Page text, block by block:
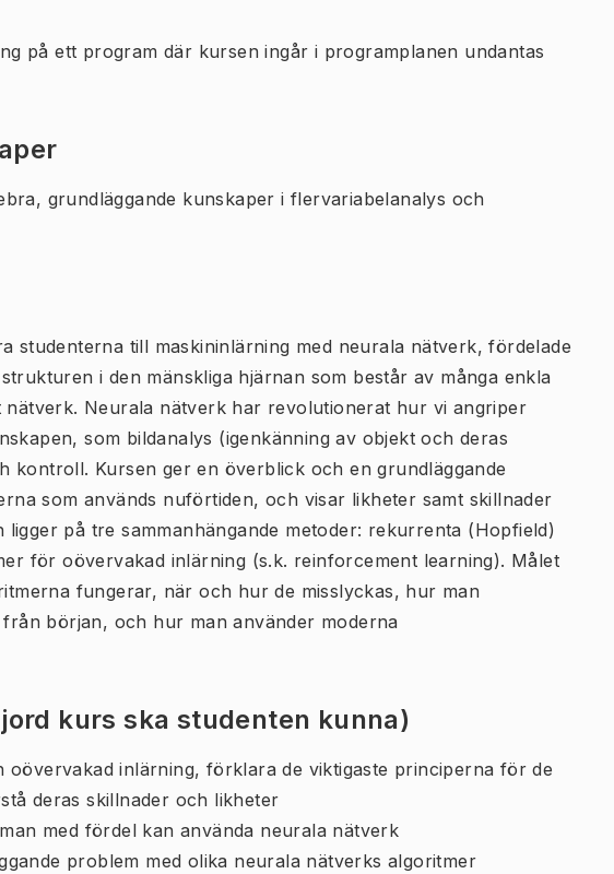
på ett program där kursen ingår i programplanen undantas
grundläggande kunskaper i flervariabelanalys och
studenterna till maskininlärning med neurala nätverk, fördelade
i den mänskliga hjärnan som består av många enkla
nätverk. Neurala nätverk har revolutionerat hur vi angriper
som bildanalys (igenkänning av objekt och deras
kontroll. Kursen ger en överblick och en grundläggande
som används nuförtiden, och visar likheter samt skillnader
ligger på tre sammanhängande metoder: rekurrenta (Hopfield)
för oövervakad inlärning (s.k. reinforcement learning). Målet
fungerar, när och hur de misslyckas, hur man
början, och hur man använder moderna
kurs ska studenten kunna)
oövervakad inlärning, förklara de viktigaste principerna för de
deras skillnader och likheter
med fördel kan använda neurala nätverk
problem med olika neurala nätverks algoritmer